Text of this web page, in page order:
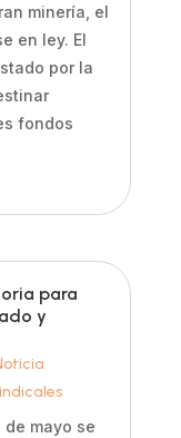
minería, el
en ley. El
por la
fondos
para
y
de mayo se